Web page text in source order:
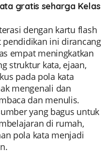
gratis seharga Kelas
dengan kartu flash
pendidikan ini dirancang
empat meningkatkan
struktur kata, ejaan,
pada pola kata
mengenali dan
dan menulis.
yang bagus untuk
di rumah,
pola kata menjadi